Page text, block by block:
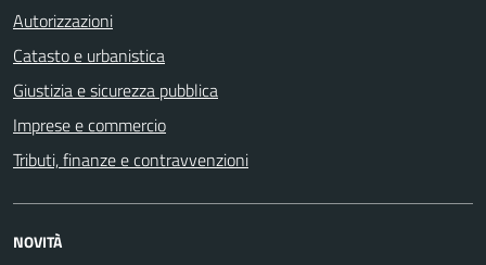
Autorizzazioni
Catasto e urbanistica
Giustizia e sicurezza pubblica
Imprese e commercio
Tributi, finanze e contravvenzioni
NOVITÀ